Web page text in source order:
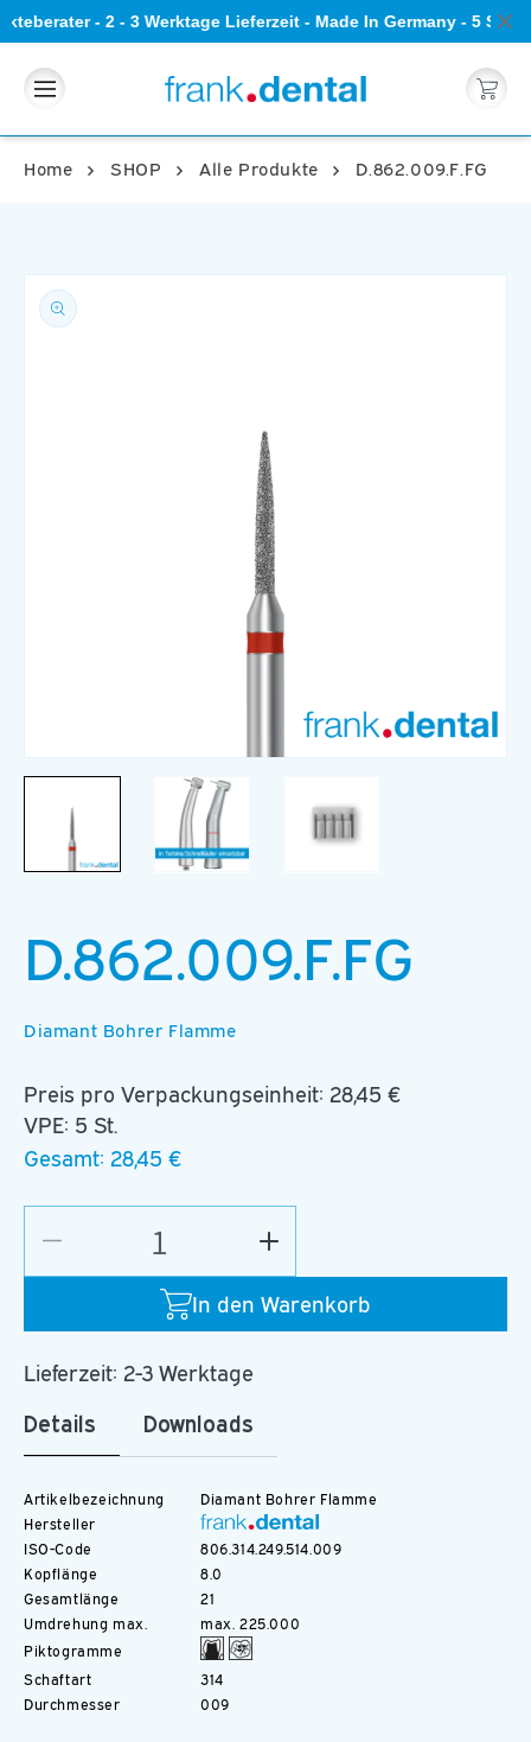
- 2 - 3 Werktage Lieferzeit - Made In Germany - 5
Direkt
zum
Warenkorb
Home SHOP Alle Produkte D.862.009.F.FG
1
D.862.009.F.FG
Diamant Bohrer Flamme
Preis pro Verpackungseinheit: 28,45 €
VPE: 5 St.
Gesamt: 28,45 €
In den Warenkorb
die
für
Erhöhe
die
Menge
für
Lieferzeit: 2-3 Werktage
Details
Downloads
Artikelbezeichnung
Diamant Bohrer Flamme
Hersteller
ISO-Code
806.314.249.514.009
Kopflänge
8.0
Gesamtlänge
21
Umdrehung max.
max. 225.000
Piktogramme
Schaftart
314
Durchmesser
009